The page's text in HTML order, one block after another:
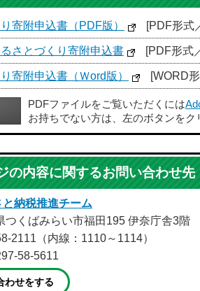
寄附申込書（PDF版） [PDF形式
るさとづくり寄附申込書 [PDF形式
寄附申込書（Ｗord版） [WORD
PDFファイルをご覧いただくには
お持ちでない方は、左のボタンをク
の内容に関するお問い合わせ先
納税推進チーム
つくばみらい市福田195 伊奈庁舎3階
2111（内線：1110～1114）
58-5611
わせをする